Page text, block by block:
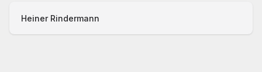
Heiner Rindermann